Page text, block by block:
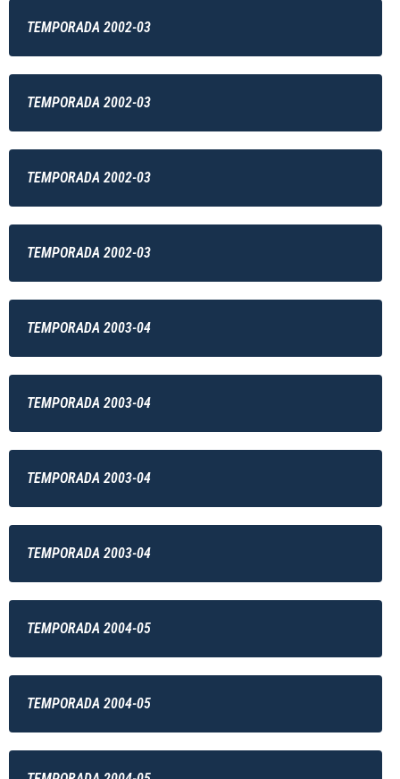
TEMPORADA 2002-03
TEMPORADA 2002-03
TEMPORADA 2002-03
TEMPORADA 2002-03
TEMPORADA 2003-04
TEMPORADA 2003-04
TEMPORADA 2003-04
TEMPORADA 2003-04
TEMPORADA 2004-05
TEMPORADA 2004-05